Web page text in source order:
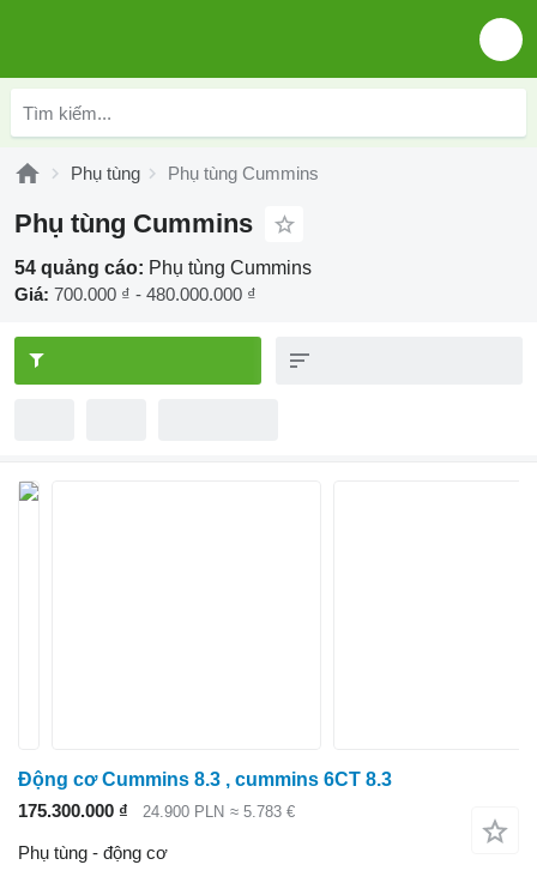
Phụ tùng Phụ tùng Cummins
Phụ tùng Cummins
54 quảng cáo: Phụ tùng Cummins
Giá: 700.000 ₫ - 480.000.000 ₫
Động cơ Cummins 8.3 , cummins 6CT 8.3
175.300.000 ₫
24.900 PLN ≈ 5.783 €
Phụ tùng - động cơ